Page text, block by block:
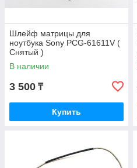
Шлейф матрицы для
ноутбука Sony PCG-61611V (
Снятый )
В наличии
3 500 ₸
Купить